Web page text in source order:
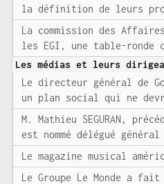
la définition de leurs
La commission des
les EGI, une table-ronde
Les médias et leurs
Le directeur général de
un plan social qui ne
M. Mathieu SEGURAN,
est nommé délégué
Le magazine musical
Le Groupe Le Monde a